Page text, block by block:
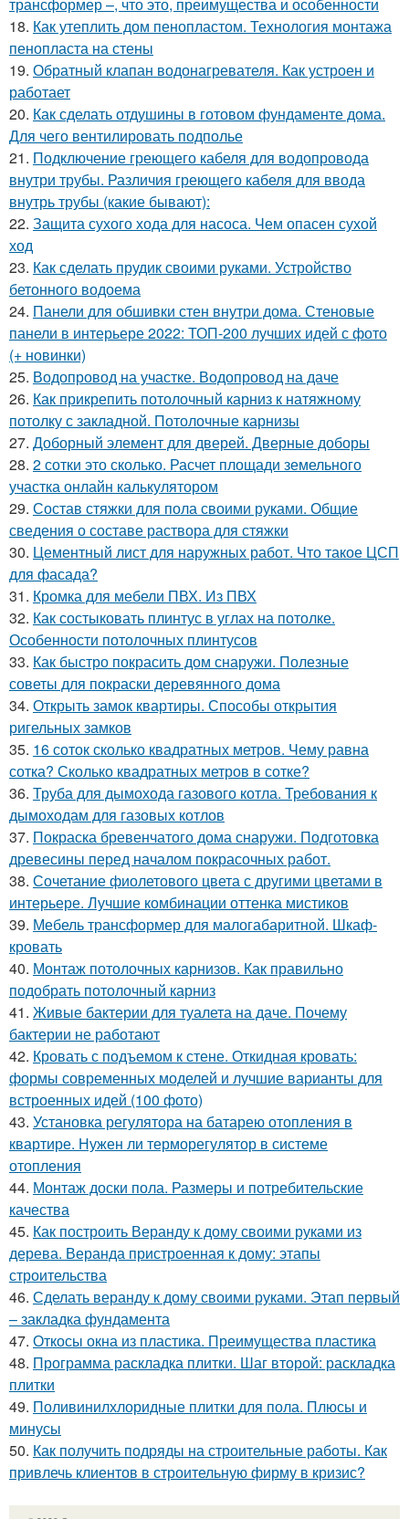
18. Как утеплить дом пенопластом. Технология монтажа
пенопласта на стены
19. Обратный клапан водонагревателя. Как устроен и
работает
20. Как сделать отдушины в готовом фундаменте дома.
Для чего вентилировать подполье
21. Подключение греющего кабеля для водопровода
внутри трубы. Различия греющего кабеля для ввода
внутрь трубы (какие бывают):
22. Защита сухого хода для насоса. Чем опасен сухой
ход
23. Как сделать прудик своими руками. Устройство
бетонного водоема
24. Панели для обшивки стен внутри дома. Стеновые
панели в интерьере 2022: ТОП-200 лучших идей с фото
(+ новинки)
25. Водопровод на участке. Водопровод на даче
26. Как прикрепить потолочный карниз к натяжному
потолку с закладной. Потолочные карнизы
27. Доборный элемент для дверей. Дверные доборы
28. 2 сотки это сколько. Расчет площади земельного
участка онлайн калькулятором
29. Состав стяжки для пола своими руками. Общие
сведения о составе раствора для стяжки
30. Цементный лист для наружных работ. Что такое ЦСП
для фасада?
31. Кромка для мебели ПВХ. Из ПВХ
32. Как состыковать плинтус в углах на потолке.
Особенности потолочных плинтусов
33. Как быстро покрасить дом снаружи. Полезные
советы для покраски деревянного дома
34. Открыть замок квартиры. Способы открытия
ригельных замков
35. 16 соток сколько квадратных метров. Чему равна
сотка? Сколько квадратных метров в сотке?
36. Труба для дымохода газового котла. Требования к
дымоходам для газовых котлов
37. Покраска бревенчатого дома снаружи. Подготовка
древесины перед началом покрасочных работ.
38. Сочетание фиолетового цвета с другими цветами в
интерьере. Лучшие комбинации оттенка мистиков
39. Мебель трансформер для малогабаритной. Шкаф-
кровать
40. Монтаж потолочных карнизов. Как правильно
подобрать потолочный карниз
41. Живые бактерии для туалета на даче. Почему
бактерии не работают
42. Кровать с подъемом к стене. Откидная кровать:
формы современных моделей и лучшие варианты для
встроенных идей (100 фото)
43. Установка регулятора на батарею отопления в
квартире. Нужен ли терморегулятор в системе
отопления
44. Монтаж доски пола. Размеры и потребительские
качества
45. Как построить Веранду к дому своими руками из
дерева. Веранда пристроенная к дому: этапы
строительства
46. Сделать веранду к дому своими руками. Этап первый
– закладка фундамента
47. Откосы окна из пластика. Преимущества пластика
48. Программа раскладка плитки. Шаг второй: раскладка
плитки
49. Поливинилхлоридные плитки для пола. Плюсы и
минусы
50. Как получить подряды на строительные работы. Как
привлечь клиентов в строительную фирму в кризис?